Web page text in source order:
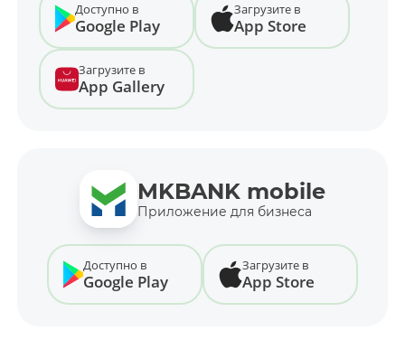
Доступно в
Google Play
Загрузите в
App Store
Загрузите в
App Gallery
MKBANK mobile
Приложение для бизнеса
Доступно в
Google Play
Загрузите в
App Store